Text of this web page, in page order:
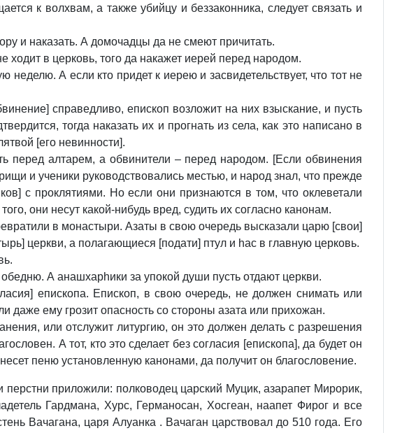
к волхвам, а также убийцу и беззаконника, следует связать и
и наказать. А домочадцы да не смеют причитать.
ходит в церковь, того да накажет иерей перед народом.
А если кто придет к иерею и засвидетельствует, что тот не
справедливо, епископ возложит на них взыскание, и пусть
тогда наказать их и прогнать из села, как это написано в
[его невинности].
перед алтарем, а обвинители – перед народом. [Если обвинения
и ученики руководствовались местью, и народ знал, что прежде
с проклятиями. Но если они признаются в том, что оклеветали
они несут какой-нибудь вред, судить их согласно канонам.
в монастыри. Азаты в свою очередь высказали царю [свои]
церкви, а полагающиеся [подати] птул и hас в главную церковь.
А анашхарhики за упокой души пусть отдают церкви.
епископа. Епископ, в свою очередь, не должен снимать или
даже ему грозит опасность со стороны азата или прихожан.
или отслужит литургию, он это должен делать с разрешения
А тот, кто это сделает без согласия [епископа], да будет он
пеню установленную канонами, да получит он благословение.
приложили: полководец царский Муцик, азарапет Мирорик,
Гардмана, Хурс, Германосан, Хосгеан, наапет Фирог и все
Вачагана, царя Алуанка . Вачаган царствовал до 510 года. Его